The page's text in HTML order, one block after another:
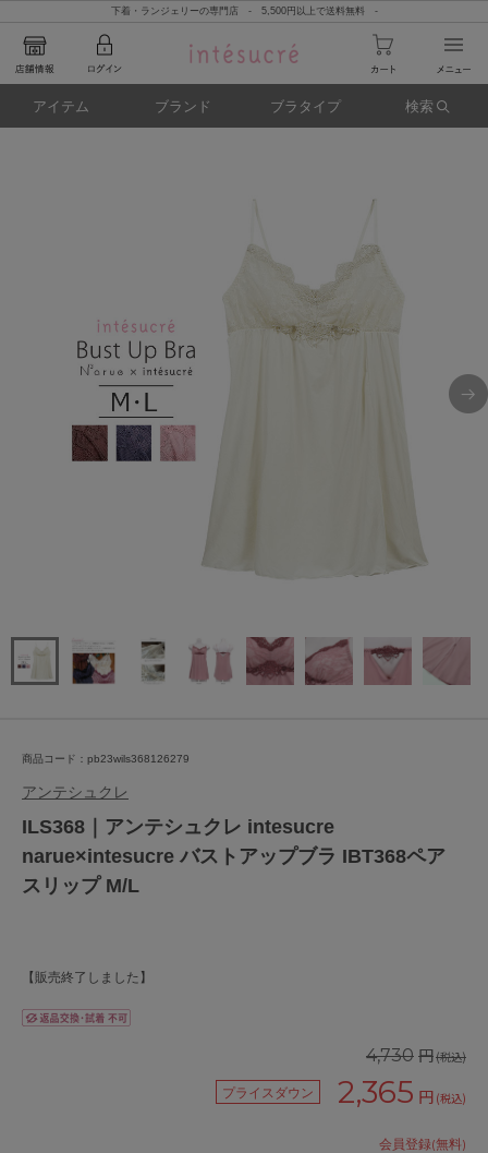
下着・ランジェリーの専門店 - 5,500円以上で送料無料 -
アイテム ブランド ブラタイプ 検索
商品コード：pb23wils368126279
アンテシュクレ
ILS368｜アンテシュクレ intesucre
narue×intesucre バストアップブラ IBT368ペア
スリップ M/L
【販売終了しました】
4,730 円(税込)
プライスダウン 2,365 円 (税込)
会員登録(無料)